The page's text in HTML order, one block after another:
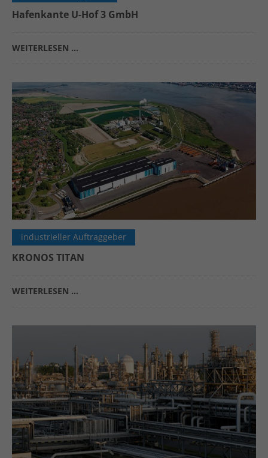
Hafenkante U-Hof 3 GmbH
WEITERLESEN …
industrieller Auftraggeber
KRONOS TITAN
WEITERLESEN …